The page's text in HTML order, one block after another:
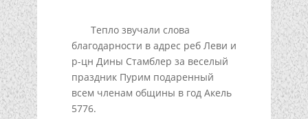
Тепло звучали слова
благодарности в адрес реб Леви и
р-цн Дины Стамблер за веселый
праздник Пурим подаренный
всем членам общины в год Акель
5776.